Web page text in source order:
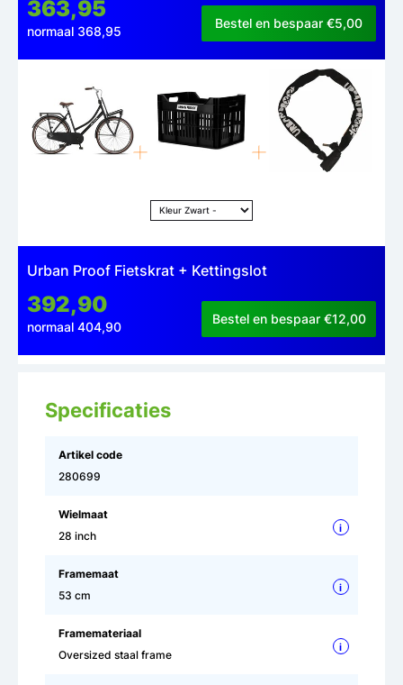
363,95
normaal 368,95
Bestel en bespaar €5,00
Urban Proof Fietskrat + Kettingslot
392,90
normaal 404,90
Bestel en bespaar €12,00
Specificaties
Artikel code
280699
Wielmaat
28 inch
i
Framemaat
53 cm
i
Framemateriaal
Oversized staal frame
i